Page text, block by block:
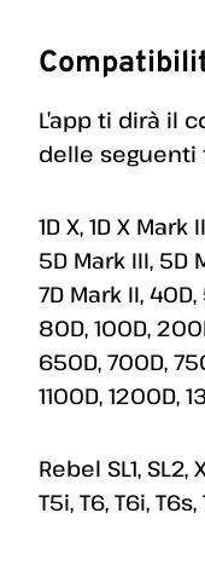
L’app ti dirà il
delle seguenti
1D X, 1D X Mark
5D Mark III, 5D
7D Mark II,
80D, 100D,
650D, 700D,
1100D, 1200D,
Rebel SL1, SL2,
T5i, T6, T6i, T6s,